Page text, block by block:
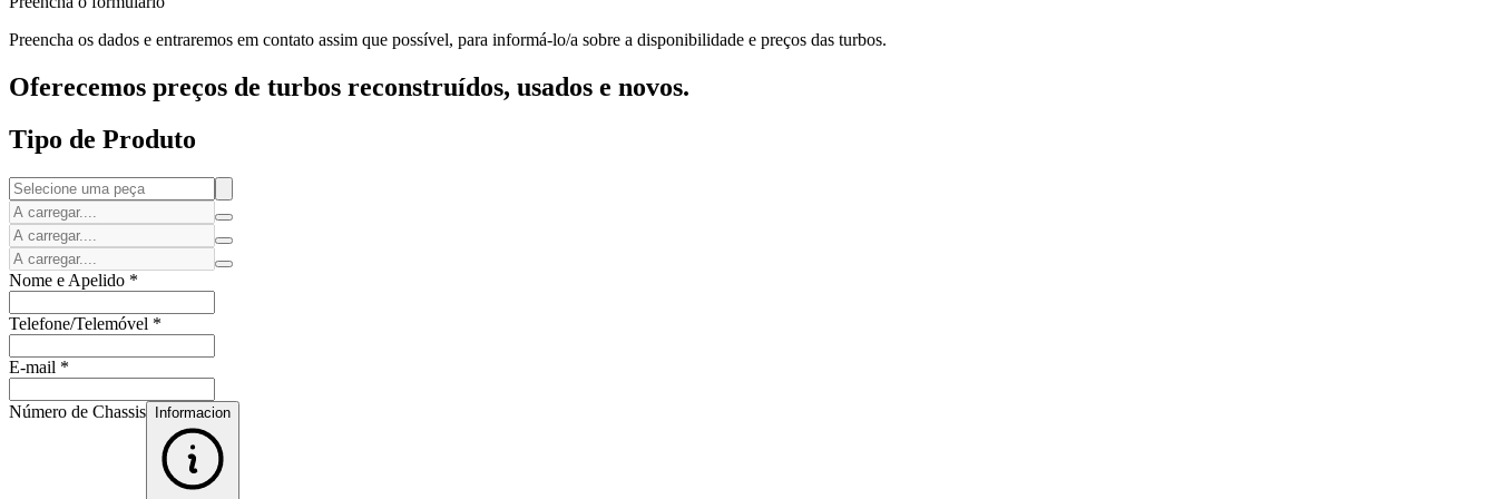
Preencha os dados e entraremos em contato assim que possível, para informá-lo/a sobre a disponibilidade e preços das turbos.
Oferecemos preços de turbos reconstruídos, usados e novos.
Tipo de Produto
Nome e Apelido *
Telefone/Telemóvel *
E-mail *
Número de Chassis Informacion